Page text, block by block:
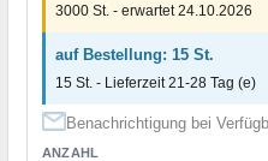
3000 St. - erwartet 24.10.2026
auf Bestellung: 15 St.
15 St. - Lieferzeit 21-28 Tag (e)
Benachrichtigung bei
ANZAHL